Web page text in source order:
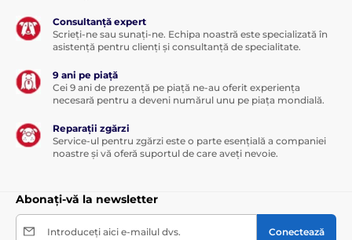
Consultanță expert
Scrieți-ne sau sunați-ne. Echipa noastră este specializată în
asistență pentru clienți și consultanță de specialitate.
9 ani pe piață
Cei 9 ani de prezență pe piață ne-au oferit experiența
necesară pentru a deveni numărul unu pe piața mondială.
Reparații zgărzi
Service-ul pentru zgărzi este o parte esențială a companiei
noastre și vă oferă suportul de care aveți nevoie.
Abonați-vă la newsletter
Introduceți aici e-mailul dvs. Conectează